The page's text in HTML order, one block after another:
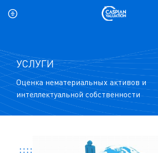
УСЛУГИ
Оценка нематериальных активов и
интеллектуальной собственности